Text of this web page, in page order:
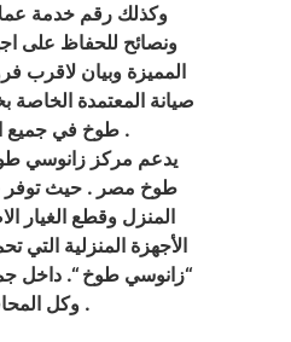
وكذلك رقم خدمة
ونصائح للحفاظ على
المميزة وبيان لاقرب
صيانة المعتمدة الخاصة
طوخ في جميع المحافظات .
يدعم مركز زانوسي
طوخ مصر . حيث توفر
المنزل وقطع الغيار
الأجهزة المنزلية التي
“زانوسي طوخ “. داخل
وكل المحافظات .